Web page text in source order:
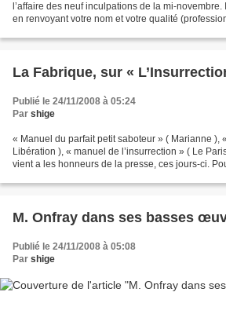
l’affaire des neuf inculpations de la mi-
en renvoyant votre nom et votre qualité
La Fabrique, sur «
Publié le 24/11/2008 à 05:24
Par shige
« Manuel du parfait petit saboteur » ( Marianne ),
Libération ), « manuel de l’insurrection » ( Le
vient a les honneurs de la presse, ces jours-ci.
M. Onfray dans ses basses
Publié le 24/11/2008 à 05:08
Par shige